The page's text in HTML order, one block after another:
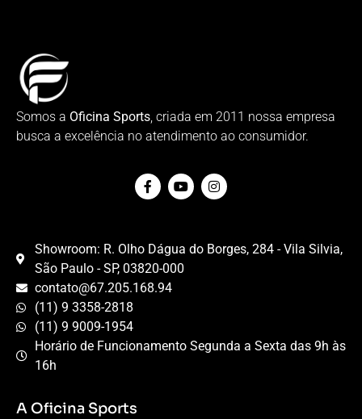
Somos a Oficina Sports , criada em 2011 nossa empresa
busca a excelência no atendimento ao consumidor.
Showroom: R. Olho Dágua do Borges, 284 - Vila Silvia,
São Paulo - SP, 03820-000
contato@67.205.168.94
(11) 9 3358-2818
(11) 9 9009-1954
Horário de Funcionamento Segunda a Sexta das 9h às
16h
A Oficina Sports